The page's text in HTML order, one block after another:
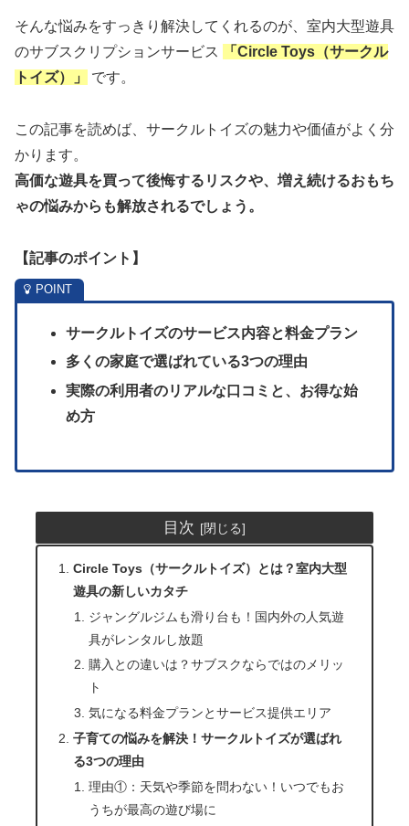
そんな悩みをすっきり解決してくれるのが、室内大型遊具
のサブスクリプションサービス
「Circle Toys（サークル
トイズ）」
です。
この記事を読めば、サークルトイズの魅力や価値がよく分
かります。
高価な遊具を買って後悔するリスクや、増え続けるおもち
ゃの悩みからも解放されるでしょう。
【記事のポイント】
サークルトイズのサービス内容と料金プラン
多くの家庭で選ばれている3つの理由
実際の利用者のリアルな口コミと、お得な始
め方
目次
Circle Toys（サークルトイズ）とは？室内大型
遊具の新しいカタチ
ジャングルジムも滑り台も！国内外の人気遊
具がレンタルし放題
購入との違いは？サブスクならではのメリッ
ト
気になる料金プランとサービス提供エリア
子育ての悩みを解決！サークルトイズが選ばれ
る3つの理由
理由①：天気や季節を問わない！いつでもお
うちが最高の遊び場に